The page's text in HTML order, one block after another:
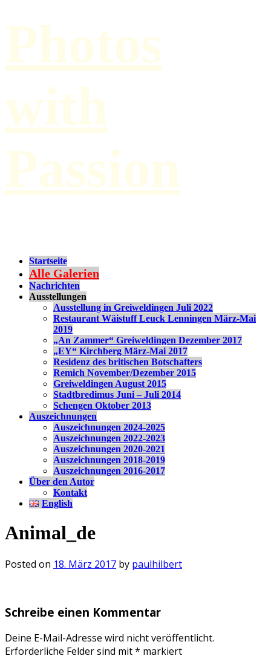
Photos
with
Passion
Startseite
Alle Galerien
Nachrichten
Ausstellungen
Ausstellung in Greiweldingen Juli 2022
Restaurant Wäistuff Leuck Lenningen März-Mai
2019
„An Zammer“ Greiweldingen Dezember 2017
„EY“ Kirchberg März-Mai 2017
Residenz des britischen Botschafters
Remich November/Dezember 2015
Greiweldingen August 2015
Stadtbredimus Juni – Juli 2014
Schengen Oktober 2013
Auszeichnungen
Auszeichnungen 2024-2025
Auszeichnungen 2022-2023
Auszeichnungen 2020-2021
Auszeichnungen 2018-2019
Auszeichnungen 2016-2017
Über den Autor
Kontakt
English
Animal_de
Posted on 18. März 2017 by paulhilbert
Schreibe einen Kommentar
Deine E-Mail-Adresse wird nicht veröffentlicht.
Erforderliche Felder sind mit* markiert